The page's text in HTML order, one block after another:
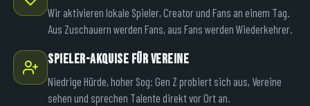
Wir aktivieren lokale Spieler, Creator und Fans an einem Tag.
Aus Zuschauern werden Fans, aus Fans werden Wiederkehrer.
SPIELER-AKQUISE FÜR VEREINE
Niedrige Hürde, hoher Sog: Gen Z probiert sich aus, Vereine
sehen und sprechen Talente direkt vor Ort an.